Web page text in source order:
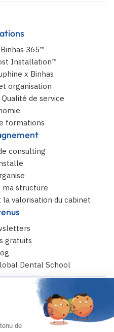
365™
Installation™
x Binhas
organisation
de service
formations
consulting
ma structure
valorisation du cabinet
gratuits
Dental School
75017 paris
108 108
VOUS